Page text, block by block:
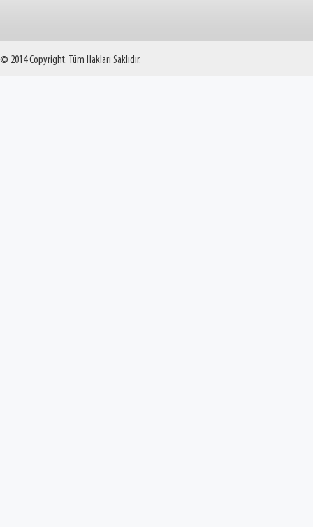
© 2014 Copyright. Tüm Hakları Saklıdır.